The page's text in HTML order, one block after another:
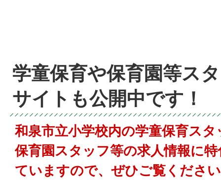
学童保育や保育園等ス
サイトも公開中です！
和泉市立小学校内の学童保育ス
保育園スタッフ等の求人情報に
ていますので、ぜひご覧くださ